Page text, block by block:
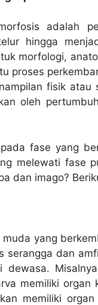
adalah
hingga
morfologi,
proses
fisik atau
oleh
fase yang
melewati fase
dan imago?
yang
serangga dan
dewasa.
memiliki
memiliki